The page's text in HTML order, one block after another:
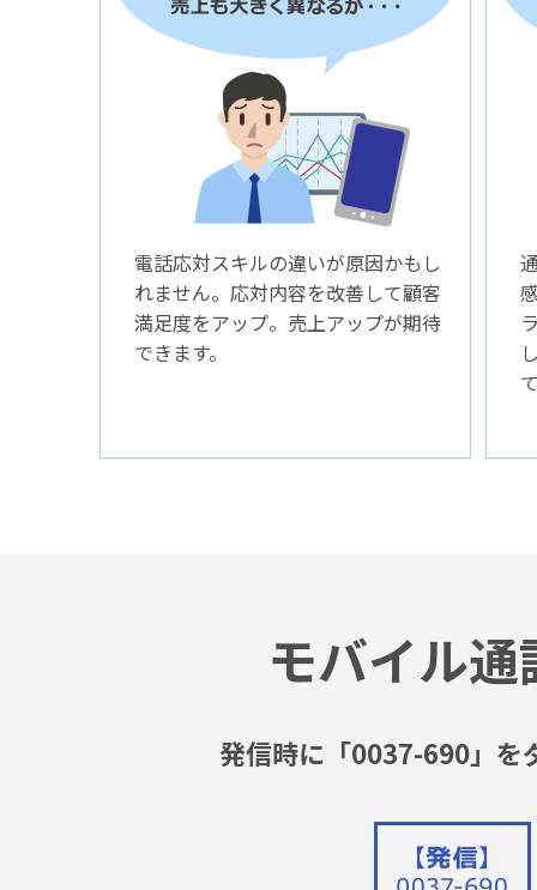
電話応対スキルの違いが原因かもし
れません。応対内容を改善して顧客
満足度をアップ。売上アップが期待
できます。
モバイル
発信時に「0037-690」を